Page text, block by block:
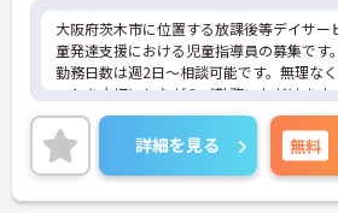
大阪府茨木市に位置する放課後等デイサー
童発達支援における児童指導員の募集です。
勤務日数は週2日～相談可能です。無理な
ートを大切にしながらご勤務いただけます
福利厚生が充実しています。働きやすい環
ており、安心して長くご勤務いただけます
ご興味のある方には、面接対策ポイントな
に詳細をご案内しますのでお気軽にご相談
い！
詳細を見る 無料